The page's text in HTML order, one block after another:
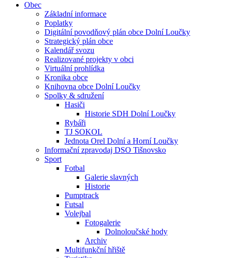
Obec
Základní informace
Poplatky
Digitální povodňový plán obce Dolní Loučky
Strategický plán obce
Kalendář svozu
Realizované projekty v obci
Virtuální prohlídka
Kronika obce
Knihovna obce Dolní Loučky
Spolky & sdružení
Hasiči
Historie SDH Dolní Loučky
Rybáři
TJ SOKOL
Jednota Orel Dolní a Horní Loučky
Informační zpravodaj DSO Tišnovsko
Sport
Fotbal
Galerie slavných
Historie
Pumptrack
Futsal
Volejbal
Fotogalerie
Dolnoloučské hody
Archiv
Multifunkční hřiště